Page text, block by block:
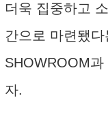
더욱 집중하고
간으로 마련됐
SHOWROOM
자.